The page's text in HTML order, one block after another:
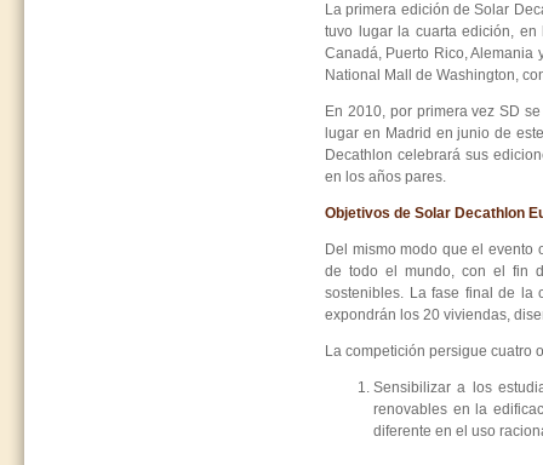
La primera edición de Solar
tuvo lugar la cuarta edición, en
Canadá, Puerto Rico, Alemania
National Mall de Washington,
En 2010, por primera vez SD
lugar en Madrid en junio de
Decathlon celebrará sus
en los años pares.
Objetivos de Solar Decathlon
Del mismo modo que el evento
de todo el mundo, con el fin
sostenibles. La fase final de
expondrán los 20 viviendas,
La competición persigue cuatro
Sensibilizar a los
renovables en la
diferente en el uso